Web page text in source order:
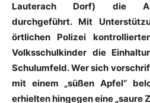
Lauterach Dorf) die
durchgeführt. Mit
örtlichen Polizei
Volksschulkinder die
Schulumfeld. Wer sich
mit einem „süßen Apfel“
erhielten hingegen eine „saure